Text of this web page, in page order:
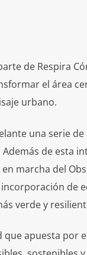
de Respira
el área
urbano.
una serie de
de esta
marcha del
de
verde y
apuesta por